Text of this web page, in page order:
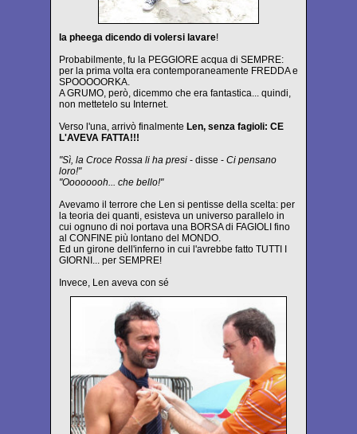
la pheega dicendo di volersi lavare!
Probabilmente, fu la PEGGIORE acqua di SEMPRE:
per la prima volta era contemporaneamente FREDDA e
SPOOOOORKA.
A GRUMO, però, dicemmo che era fantastica... quindi,
non mettetelo su Internet.
Verso l'una, arrivò finalmente Len, senza fagioli: CE
L'AVEVA FATTA!!!
"Sì, la Croce Rossa li ha presi - disse - Ci pensano
loro!"
"Oooooooh... che bello!"
Avevamo il terrore che Len si pentisse della scelta: per
la teoria dei quanti, esisteva un universo parallelo in
cui ognuno di noi portava una BORSA di FAGIOLI fino
al CONFINE più lontano del MONDO.
Ed un girone dell'inferno in cui l'avrebbe fatto TUTTI I
GIORNI... per SEMPRE!
Invece, Len aveva con sé